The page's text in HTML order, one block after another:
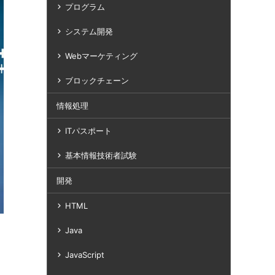
プログラム
システム開発
Webマーケティング
ブロックチェーン
情報処理
ITパスポート
基本情報技術者試験
開発
HTML
Java
JavaScript